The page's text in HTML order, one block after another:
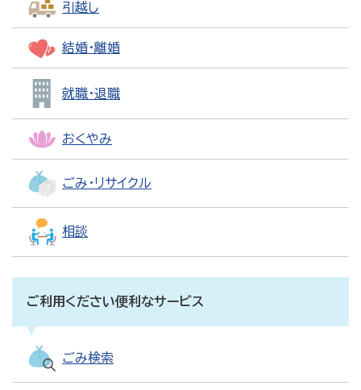
引越し
結婚・離婚
就職・退職
おくやみ
ごみ・リサイクル
相談
ご利用ください便利なサービス
ごみ検索